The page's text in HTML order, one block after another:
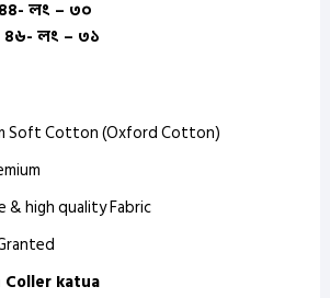
লং – ৩০
৪৬- লং – ৩১
Soft Cotton (Oxford Cotton)
high quality Fabric
Coller katua